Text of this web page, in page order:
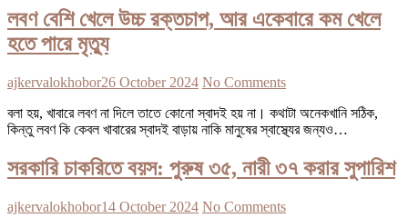
লবণ বেশি খেলে উচ্চ রক্তচাপ, আর একেবারে কম খেলে
হতে পারে মৃত্যু
ajkervalokhobor26 October 2024 No Comments
বলা হয়, খাবারে লবণ না দিলে তাতে কোনো স্বাদই হয় না। কথাটা অনেকখানি সঠিক,
কিন্তু লবণ কি কেবল খাবারের স্বাদই বাড়ায় নাকি মানুষের স্বাস্থ্যের জন্যও…
সরকারি চাকরিতে বয়স: পুরুষ ৩৫, নারী ৩৭ করার সুপারিশ
ajkervalokhobor14 October 2024 No Comments